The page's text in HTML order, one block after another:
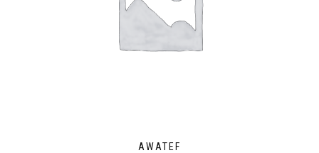
AWATEF